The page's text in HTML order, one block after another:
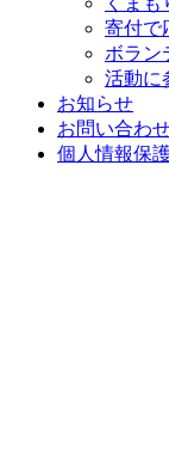
寄付で
ボラン
活動に
お知らせ
お問い合わ
個人情報保